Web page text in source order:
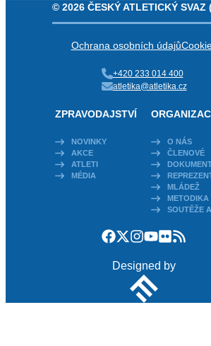
© 2026 ČESKÝ ATLETICKÝ SVAZ
Ochrana osobních údajů
+420 233 014 400
atletika@atletika.cz
ZPRAVODAJSTVÍ
NOVINKY
AKCE
ATLETI
MÉDIA
O NÁS
ČLENOVÉ
MLÁDEŽ
METODIKA
SOUTĚŽE
Designed by